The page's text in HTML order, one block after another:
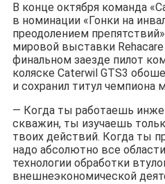
В конце октября команда
в номинации «Гонки на
преодолением
мировой выставки
финальном заезде пилот
коляске Caterwil GTS3
и сохранил титул чемпиона
— Когда ты работаешь
скважин, ты изучаешь
твоих действий. Когда ты
надо абсолютно все
технологии обработки
внешнеэкономической